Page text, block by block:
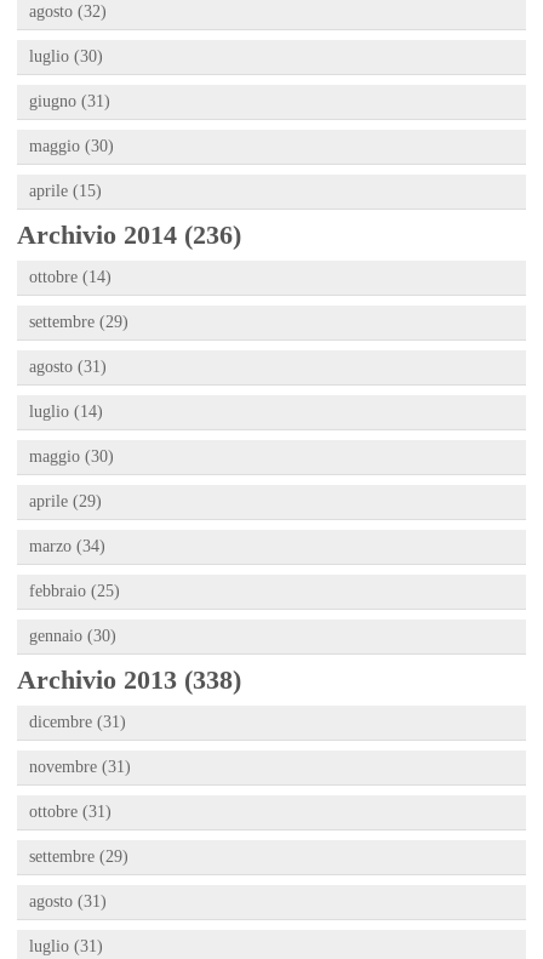
agosto (32)
luglio (30)
giugno (31)
maggio (30)
aprile (15)
Archivio 2014 (236)
ottobre (14)
settembre (29)
agosto (31)
luglio (14)
maggio (30)
aprile (29)
marzo (34)
febbraio (25)
gennaio (30)
Archivio 2013 (338)
dicembre (31)
novembre (31)
ottobre (31)
settembre (29)
agosto (31)
luglio (31)